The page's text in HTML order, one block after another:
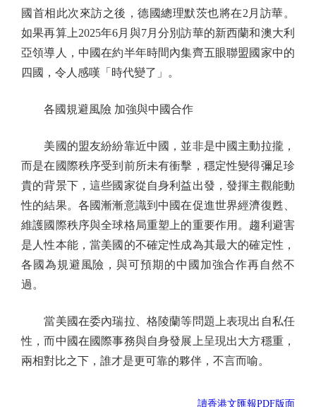
國首相此次來訪之後，德國總理默茨也將在2月訪華。
如果再算上2025年6月與7月分別訪華的新西蘭和澳大利
亞領導人，中國在約半年時間內集齊五眼聯盟國家中的
四國，令人感嘆「時代變了」。
各國規避風險 加強與中國合作
美國的盟友紛紛靠近中國，並非是中國主動拉攏，
而是在國際秩序受到前所未有衝擊，穩定性變得彌足珍
貴的背景下，這些國家從自身利益出發，發揮主觀能動
性的結果。各國漸漸意識到中國在促進世界經濟復甦、
維護國際秩序與全球格局重塑上的重要作用。趨利避害
是人性本能，當美國的不確定性成為其最大的確定性，
各國為規避風險，與可預期的中國加強合作再自然不
過。
當美國在委內瑞拉、格陵蘭等問題上表現出自私任
性，而中國在國際事務與自身發展上呈現出大方穩重，
兩相對比之下，誰才是更可靠的夥伴，不言而喻。
讀香港文匯報PDF版面